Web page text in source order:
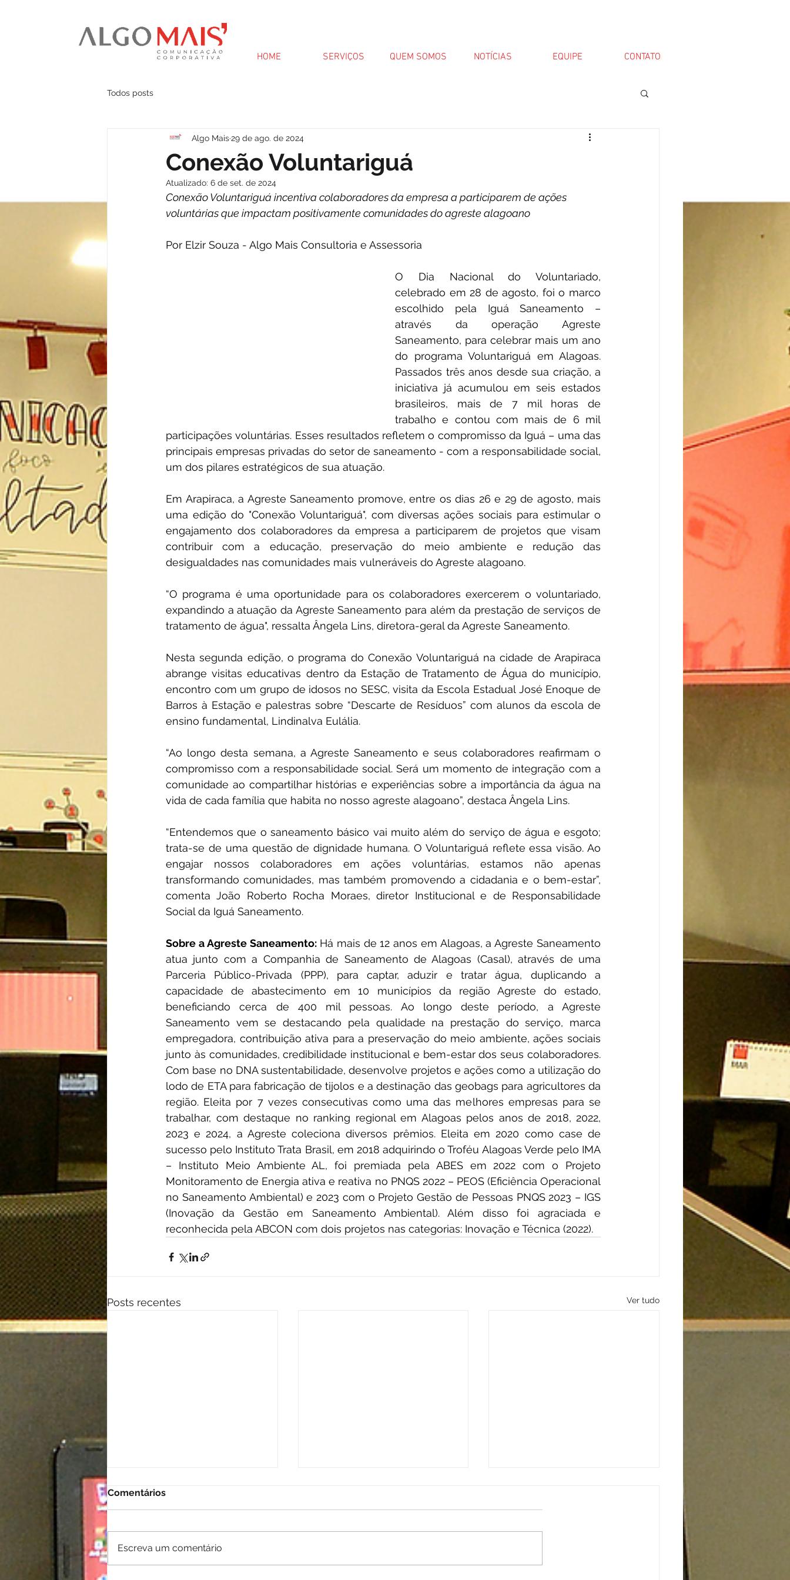
HOME SERVIÇOS QUEM SOMOS NOTÍCIAS EQUIPE CONTATO
Todos posts
Conexão Voluntariguá
Algo Mais29 de ago. de 2024
Atualizado: 6 de set. de 2024
Conexão Voluntariguá incentiva colaboradores da empresa a participarem de ações
voluntárias que impactam positivamente comunidades do agreste alagoano
Por Elzir Souza - Algo Mais Consultoria e Assessoria
O Dia Nacional do Voluntariado,
celebrado em 28 de agosto, foi o marco
escolhido pela Iguá Saneamento –
através da operação Agreste
Saneamento, para celebrar mais um ano
do programa Voluntariguá em Alagoas.
Passados três anos desde sua criação, a
iniciativa já acumulou em seis estados
brasileiros, mais de 7 mil horas de
trabalho e contou com mais de 6 mil
participações voluntárias. Esses resultados refletem o compromisso da Iguá – uma das
principais empresas privadas do setor de saneamento - com a responsabilidade social,
um dos pilares estratégicos de sua atuação.
Em Arapiraca, a Agreste Saneamento promove, entre os dias 26 e 29 de agosto, mais
uma edição do "Conexão Voluntariguá", com diversas ações sociais para estimular o
engajamento dos colaboradores da empresa a participarem de projetos que visam
contribuir com a educação, preservação do meio ambiente e redução das
desigualdades nas comunidades mais vulneráveis do Agreste alagoano.
“O programa é uma oportunidade para os colaboradores exercerem o voluntariado,
expandindo a atuação da Agreste Saneamento para além da prestação de serviços de
tratamento de água", ressalta Ângela Lins, diretora-geral da Agreste Saneamento.
Nesta segunda edição, o programa do Conexão Voluntariguá na cidade de Arapiraca
abrange visitas educativas dentro da Estação de Tratamento de Água do município,
encontro com um grupo de idosos no SESC, visita da Escola Estadual José Enoque de
Barros à Estação e palestras sobre “Descarte de Resíduos” com alunos da escola de
ensino fundamental, Lindinalva Eulália.
“Ao longo desta semana, a Agreste Saneamento e seus colaboradores reafirmam o
compromisso com a responsabilidade social. Será um momento de integração com a
comunidade ao compartilhar histórias e experiências sobre a importância da água na
vida de cada família que habita no nosso agreste alagoano”, destaca Ângela Lins.
“Entendemos que o saneamento básico vai muito além do serviço de água e esgoto;
trata-se de uma questão de dignidade humana. O Voluntariguá reflete essa visão. Ao
engajar nossos colaboradores em ações voluntárias, estamos não apenas
transformando comunidades, mas também promovendo a cidadania e o bem-estar”,
comenta João Roberto Rocha Moraes, diretor Institucional e de Responsabilidade
Social da Iguá Saneamento.
Sobre a Agreste Saneamento: Há mais de 12 anos em Alagoas, a Agreste Saneamento
atua junto com a Companhia de Saneamento de Alagoas (Casal), através de uma
Parceria Público-Privada (PPP), para captar, aduzir e tratar água, duplicando a
capacidade de abastecimento em 10 municípios da região Agreste do estado,
beneficiando cerca de 400 mil pessoas. Ao longo deste período, a Agreste
Saneamento vem se destacando pela qualidade na prestação do serviço, marca
empregadora, contribuição ativa para a preservação do meio ambiente, ações sociais
junto às comunidades, credibilidade institucional e bem-estar dos seus colaboradores.
Com base no DNA sustentabilidade, desenvolve projetos e ações como a utilização do
lodo de ETA para fabricação de tijolos e a destinação das geobags para agricultores da
região. Eleita por 7 vezes consecutivas como uma das melhores empresas para se
trabalhar, com destaque no ranking regional em Alagoas pelos anos de 2018, 2022,
2023 e 2024, a Agreste coleciona diversos prêmios. Eleita em 2020 como case de
sucesso pelo Instituto Trata Brasil, em 2018 adquirindo o Troféu Alagoas Verde pelo IMA
– Instituto Meio Ambiente AL, foi premiada pela ABES em 2022 com o Projeto
Monitoramento de Energia ativa e reativa no PNQS 2022 – PEOS (Eficiência Operacional
no Saneamento Ambiental) e 2023 com o Projeto Gestão de Pessoas PNQS 2023 – IGS
(Inovação da Gestão em Saneamento Ambiental). Além disso foi agraciada e
reconhecida pela ABCON com dois projetos nas categorias: Inovação e Técnica (2022).
Posts recentes Ver tudo
Comentários
Escreva um comentário